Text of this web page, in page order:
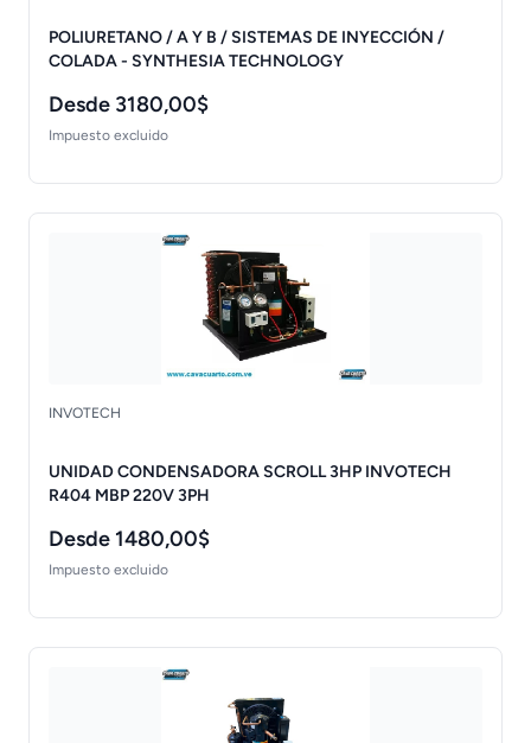
POLIURETANO / A Y B / SISTEMAS DE INYECCIÓN /
COLADA - SYNTHESIA TECHNOLOGY
Desde 3180,00$
Impuesto excluido
INVOTECH
UNIDAD CONDENSADORA SCROLL 3HP INVOTECH
R404 MBP 220V 3PH
Desde 1480,00$
Impuesto excluido